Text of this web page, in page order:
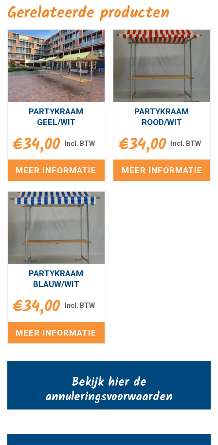
Gerelateerde producten
PARTYKRAAM
GEEL/WIT
€34,00
MEER INFORMATIE
PARTYKRAAM
ROOD/WIT
€34,00
MEER INFORMATIE
PARTYKRAAM
BLAUW/WIT
€34,00
MEER INFORMATIE
Bekijk hier de
annuleringsvoorwaarden